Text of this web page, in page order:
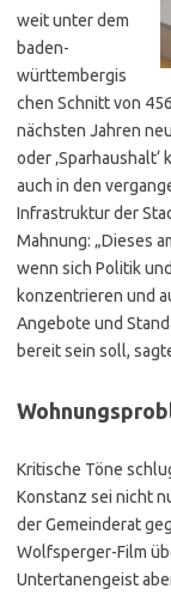
weit unter dem
baden-
württembergis
chen Schnitt von
nächsten Jahren
oder
auch in den
Infrastruktur der
Mahnung: „Dieses
wenn sich Politik
konzentrieren und
Angebote und
bereit sein soll,
Kritische Töne
Konstanz sei nicht
der Gemeinderat
Wolfsperger-Film
Untertanengeist